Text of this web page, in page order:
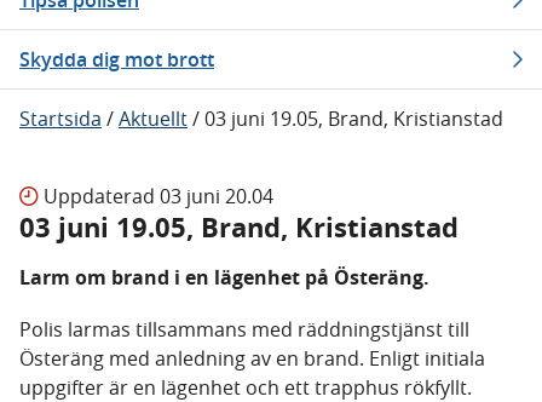
Skydda dig mot brott
Startsida /Aktuellt/03 juni 19.05, Brand, Kristianstad
Uppdaterad 03 juni 20.04
03 juni 19.05, Brand, Kristianstad
Larm om brand i en lägenhet på Österäng.
Polis larmas tillsammans med räddningstjänst till
Österäng med anledning av en brand. Enligt initiala
uppgifter är en lägenhet och ett trapphus rökfyllt.